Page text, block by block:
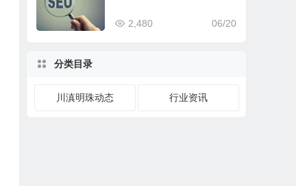
06/20
2,480
分类目录
川滇明珠动态 行业资讯